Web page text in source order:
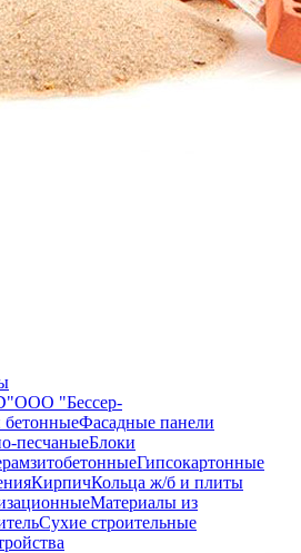
ООО "Бессер-
Фасадные панели
песчаныеБлоки
Гипсокартонные
КирпичКольца ж/б и плиты
Материалы из
Сухие строительные